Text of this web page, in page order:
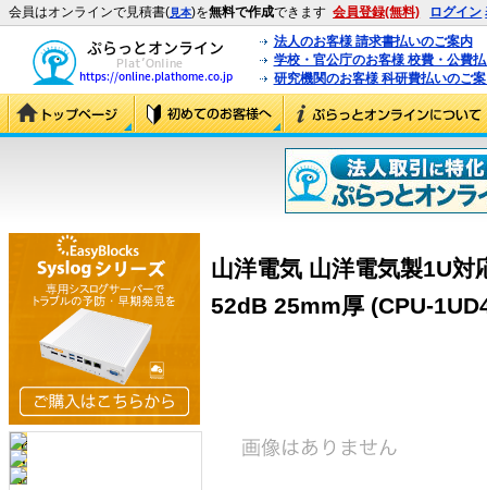
会員はオンラインで見積書(見本)を無料で作成できます 会員登録(無料) ログイン
法人のお客様 請求書払いのご案内
学校・官公庁のお客様 校費・公費
研究機関のお客様 科研費払いのご
山洋電気 山洋電気製1U
52dB 25mm厚 (CPU-